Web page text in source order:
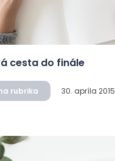
cesta do finále
rubrika 30. apríla 2015